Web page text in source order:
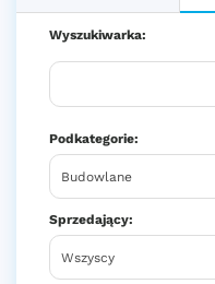
Wyszukiwarka:
Podkategorie:
Budowlane
Sprzedający:
Wszyscy